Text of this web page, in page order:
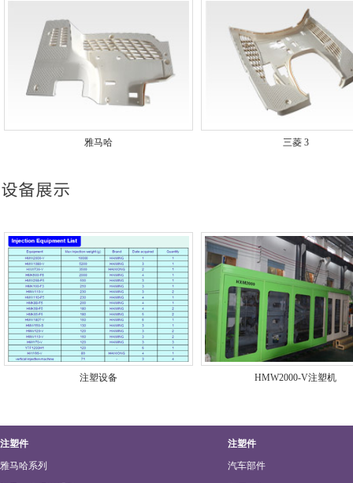
雅马哈 三菱 3
注塑设备 HMW2000-V注塑机
注塑件
注塑件
雅马哈系列
汽车部件